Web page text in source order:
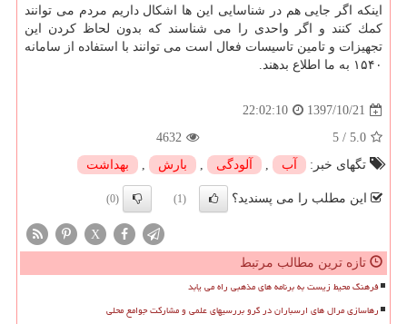
اینكه اگر جایی هم در شناسایی این ها اشكال داریم مردم می توانند
كمك كنند و اگر واحدی را می شناسند كه بدون لحاظ كردن این
تجهیزات و تامین تاسیسات فعال است می توانند با استفاده از سامانه
۱۵۴۰ به ما اطلاع بدهند.
1397/10/21
22:02:10
5.0
/
5
4632
تگهای خبر:
آب , آلودگی , بارش , بهداشت
این مطلب را می پسندید؟ (1)
(0)
X
تازه ترین مطالب مرتبط
فرهنگ محیط زیست به برنامه های مذهبی راه می یابد
رهاسازی مرال های ارسباران در گرو بررسیهای علمی و مشارکت جوامع محلی